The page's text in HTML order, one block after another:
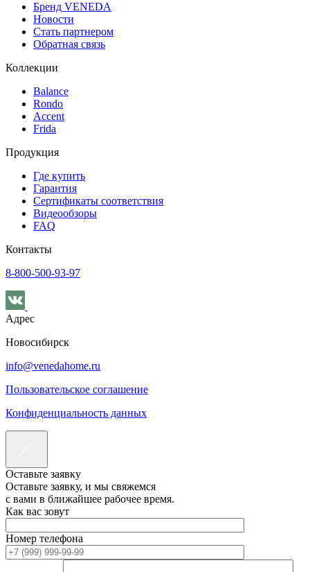
Бренд VENEDA
Новости
Стать партнером
Обратная связь
Коллекции
Balance
Rondo
Accent
Frida
Продукция
Где купить
Гарантия
Сертификаты соответствия
Видеообзоры
FAQ
Контакты
8-800-500-93-97
Адрес
Новосибирск
info@venedahome.ru
Пользовательское соглашение
Конфиденциальность данных
Оставьте заявку
Оставьте заявку, и мы свяжемся
с вами в ближайшее рабочее время.
Как вас зовут
Номер телефона